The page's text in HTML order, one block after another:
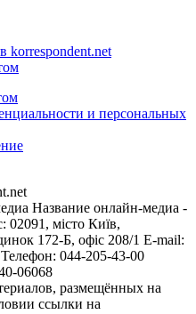
korrespondent.net
и персональных
Название онлайн-медиа -
02091, місто Київ,
172-Б, офіс 208/1 E-mail:
Телефон: 044-205-43-00
06068
размещённых на
ссылки на